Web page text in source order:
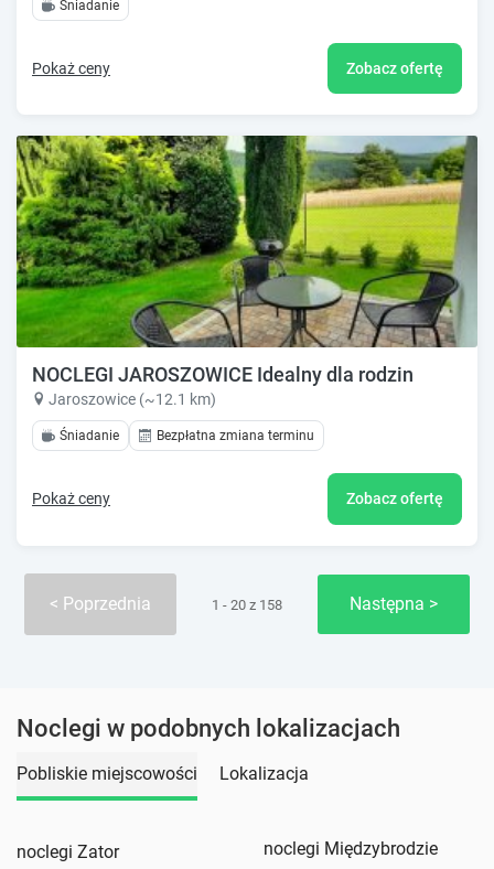
Śniadanie
Pokaż ceny Zobacz ofertę
NOCLEGI JAROSZOWICE Idealny dla rodzin
Jaroszowice (~12.1 km)
Śniadanie Bezpłatna zmiana terminu
Pokaż ceny Zobacz ofertę
Poprzednia 1 - 20 z 158 Następna
Noclegi w podobnych lokalizacjach
Pobliskie miejscowości Lokalizacja
noclegi Zator
noclegi Międzybrodzie